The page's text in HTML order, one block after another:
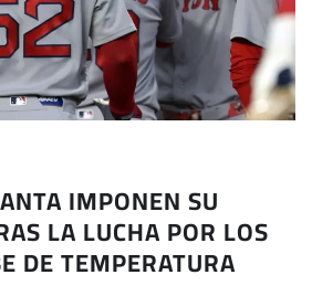
IMPONEN SU
LA LUCHA POR LOS
DE TEMPERATURA